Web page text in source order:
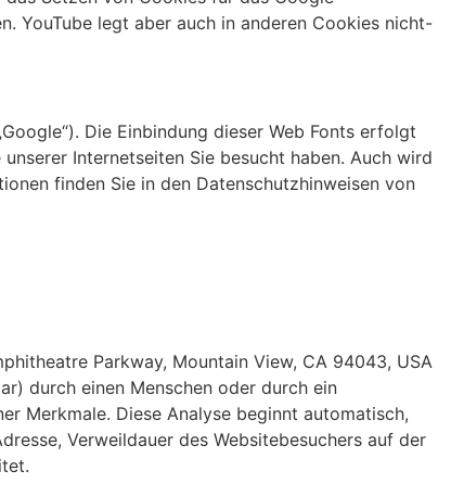
YouTube legt aber auch in anderen Cookies nicht-
Die Einbindung dieser Web Fonts erfolgt
Internetseiten Sie besucht haben. Auch wird
finden Sie in den Datenschutzhinweisen von
Parkway, Mountain View, CA 94043, USA
durch einen Menschen oder durch ein
Merkmale. Diese Analyse beginnt automatisch,
Verweildauer des Websitebesuchers auf der